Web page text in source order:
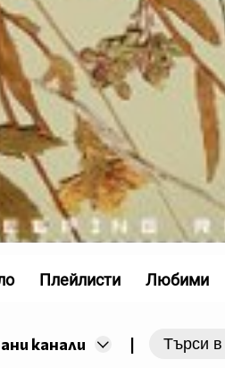
канали |
Плейлисти Любими